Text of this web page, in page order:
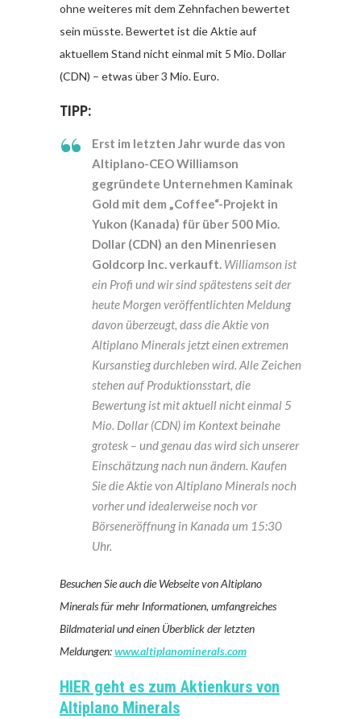
ohne weiteres mit dem Zehnfachen bewertet
sein müsste. Bewertet ist die Aktie auf
aktuellem Stand nicht einmal mit 5 Mio. Dollar
(CDN) – etwas über 3 Mio. Euro.
TIPP:
Erst im letzten Jahr wurde das von
Altiplano-CEO Williamson
gegründete Unternehmen Kaminak
Gold mit dem „Coffee“-Projekt in
Yukon (Kanada) für über 500 Mio.
Dollar (CDN) an den Minenriesen
Goldcorp Inc. verkauft. Williamson ist
ein Profi und wir sind spätestens seit der
heute Morgen veröffentlichten Meldung
davon überzeugt, dass die Aktie von
Altiplano Minerals jetzt einen extremen
Kursanstieg durchleben wird. Alle Zeichen
stehen auf Produktionsstart, die
Bewertung ist mit aktuell nicht einmal 5
Mio. Dollar (CDN) im Kontext beinahe
grotesk – und genau das wird sich unserer
Einschätzung nach nun ändern. Kaufen
Sie die Aktie von Altiplano Minerals noch
vorher und idealerweise noch vor
Börseneröffnung in Kanada um 15:30
Uhr.
Besuchen Sie auch die Webseite von Altiplano
Minerals für mehr Informationen, umfangreiches
Bildmaterial und einen Überblick der letzten
Meldungen:www.altiplanominerals.com
HIER geht es zum Aktienkurs von
Altiplano Minerals